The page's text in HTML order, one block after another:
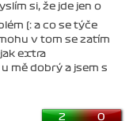
si, že jde jen o
(: a co se týče
v tom se zatím
extra
mě dobrý a jsem s
2 0